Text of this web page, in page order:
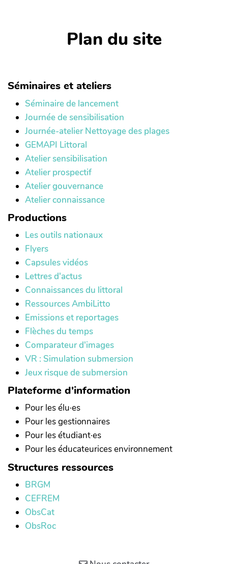
Plan du site
Séminaires et ateliers
Séminaire de lancement
Journée de sensibilisation
Journée-atelier Nettoyage des plages
GEMAPI Littoral
Atelier sensibilisation
Atelier prospectif
Atelier gouvernance
Atelier connaissance
Productions
Les outils nationaux
Flyers
Capsules vidéos
Lettres d'actus
Connaissances du littoral
Ressources AmbiLitto
Emissions et reportages
Flèches du temps
Comparateur d'images
VR : Simulation submersion
Jeux risque de submersion
Plateforme d'information
Pour les élu·es
Pour les gestionnaires
Pour les étudiant·es
Pour les éducateurices environnement
Structures ressources
BRGM
CEFREM
ObsCat
ObsRoc